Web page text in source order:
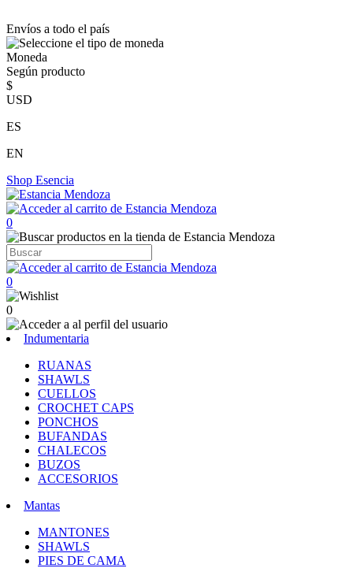
Envíos a todo el país
Moneda
Según producto
$
USD
ES
EN
Shop Esencia
0
0
0
Indumentaria
RUANAS
SHAWLS
CUELLOS
CROCHET CAPS
PONCHOS
BUFANDAS
CHALECOS
BUZOS
ACCESORIOS
Mantas
MANTONES
SHAWLS
PIES DE CAMA